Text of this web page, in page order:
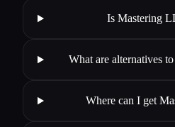
Is Mastering
What are alternatives
Where can I get